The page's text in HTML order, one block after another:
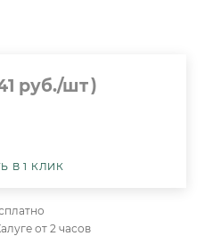
руб./шт)
В 1 КЛИК
от 2 часов